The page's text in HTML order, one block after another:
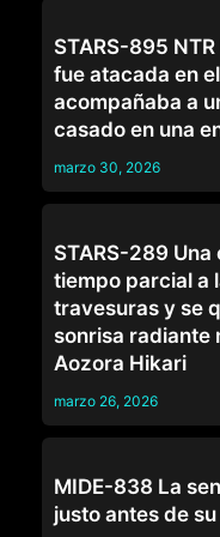
STARS-895
fue atacada en
acompañaba a
casado en una
marzo 30, 2026
STARS-289
tiempo parcial a
travesuras y se
sonrisa radiante
Aozora Hikari
marzo 26, 2026
MIDE-838 La
justo antes de